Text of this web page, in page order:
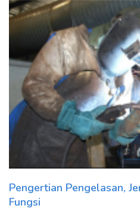
Pengertian Pengelasan,
Fungsi